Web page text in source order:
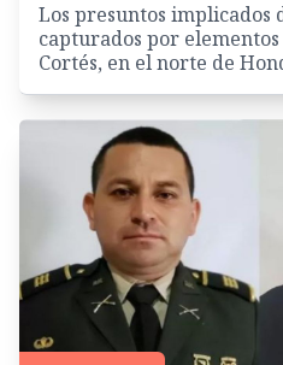
Los presuntos
capturados por
Cortés, en el norte de